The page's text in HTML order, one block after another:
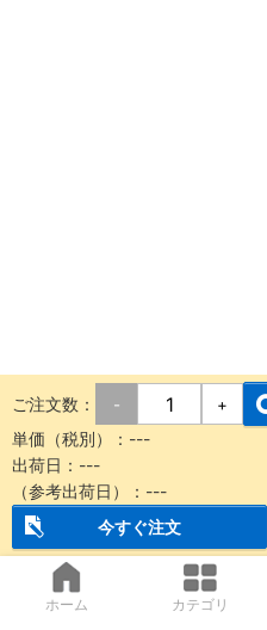
ご注文数： - +
単価（税別）： ---
出荷日： ---
（参考出荷日）： ---
今すぐ注文
ホーム カテゴリ